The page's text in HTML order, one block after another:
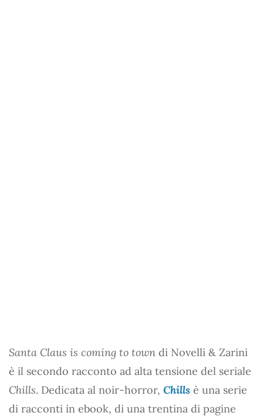
Santa Claus is coming to town di Novelli & Zarini
è il secondo racconto ad alta tensione del seriale
Chills. Dedicata al noir-horror, Chills è una serie
di racconti in ebook, di una trentina di pagine